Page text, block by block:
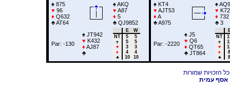
♠ 875
♥ 96
♦ Q632
♣AT64
♠AKQ
♥ A87
♦ 5
♣ QJ9852
Par: -130
♠ JT942
♥ K432
♦ AJ87
♣
E
W
NT
5
5
♠
5
5
♥
3
3
♦
4
4
♣
10 10
♠ KT4
♥ AJT53
♦ A
♣A975
♠
♥ K72
♦ 732
♣ 3
Par: -2220
♠ J5
♥ Q6
♦ QT65
♣ JT864
NT
♠
♥
♦
8
♣
8
אסף עמית